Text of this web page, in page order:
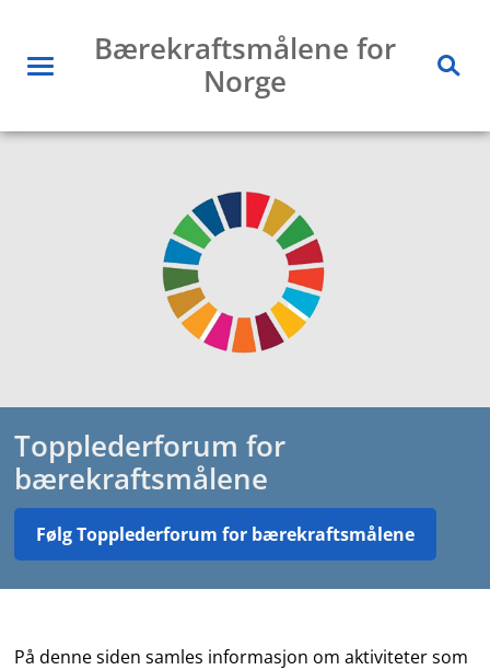
innholdMeny
Bærekraftsmålene for
Norge
Søk
Topplederforum for
bærekraftsmålene
Følg Topplederforum for bærekraftsmålene
På denne siden samles informasjon om aktiviteter som